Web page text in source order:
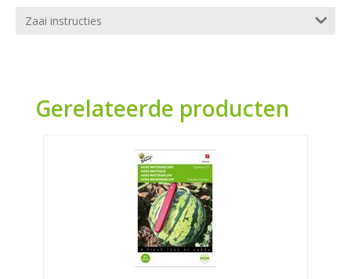
Zaai instructies
Gerelateerde producten